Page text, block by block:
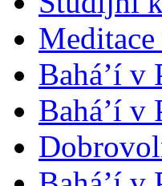
Bahá’í v
Bahá’í v